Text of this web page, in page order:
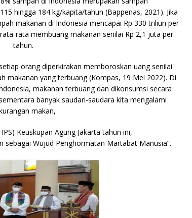
hingga 184 kg/kapita/tahun (Bappenas, 2021). Jika
makanan di Indonesia mencapai Rp 330 triliun per
rata membuang makanan senilai Rp 2,1 juta per
tahun.
orang diperkirakan memboroskan uang senilai
makanan yang terbuang (Kompas, 19 Mei 2022). Di
makanan terbuang dan dikonsumsi secara
banyak saudari-saudara kita mengalami
makan,
Keuskupan Agung Jakarta tahun ini,
sebagai Wujud Penghormatan Martabat Manusia”.